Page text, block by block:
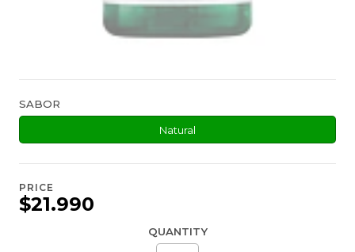
SABOR
Natural
PRICE
$21.990
QUANTITY